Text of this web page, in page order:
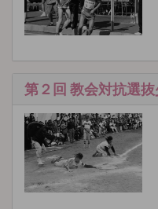
第２回 教会対抗選